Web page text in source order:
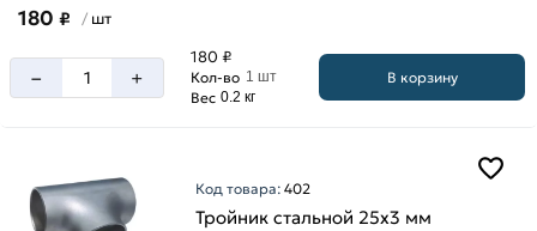
180 ₽ / шт
– +
180 ₽
Кол-во 1 шт
Вес 0.2 кг
В корзину
Код товара:402
Тройник стальной 25х3 мм